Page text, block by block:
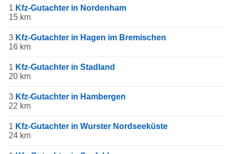
1 Kfz-Gutachter in Nordenham
15 km
3 Kfz-Gutachter in Hagen im Bremischen
16 km
1 Kfz-Gutachter in Stadland
20 km
3 Kfz-Gutachter in Hambergen
22 km
1 Kfz-Gutachter in Wurster Nordseeküste
24 km